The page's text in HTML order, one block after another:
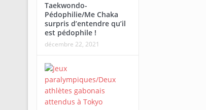
Taekwondo-
Pédophilie/Me Chaka
surpris d’entendre qu’il
est pédophile !
décembre 22, 2021